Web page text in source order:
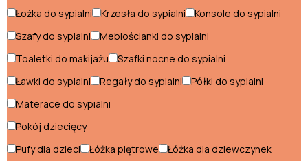
Szafki RTV industrialne
Styl klasyczny
Fotele klasyczne
Komody klasyczne
Konsole klasyczne
Łożka do sypialni
Krzesła do sypialni
Konsole do sypialni
Szafy do sypialni
Meblościanki do sypialni
Toaletki do makijażu
Szafki nocne do sypialni
Ławki do sypialni
Regały do sypialni
Półki do sypialni
Materace do sypialni
Pokój dziecięcy
Pufy dla dzieci
Łóżka piętrowe
Łóżka dla dziewczynek